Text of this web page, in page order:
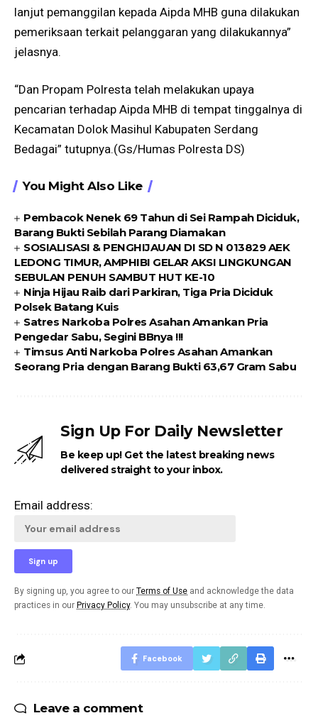
lanjut pemanggilan kepada Aipda MHB guna dilakukan
pemeriksaan terkait pelanggaran yang dilakukannya”
jelasnya.
“Dan Propam Polresta telah melakukan upaya
pencarian terhadap Aipda MHB di tempat tinggalnya di
Kecamatan Dolok Masihul Kabupaten Serdang
Bedagai” tutupnya.(Gs/Humas Polresta DS)
You Might Also Like
Pembacok Nenek 69 Tahun di Sei Rampah Diciduk,
Barang Bukti Sebilah Parang Diamakan
SOSIALISASI & PENGHIJAUAN DI SD N 013829 AEK
LEDONG TIMUR, AMPHIBI GELAR AKSI LINGKUNGAN
SEBULAN PENUH SAMBUT HUT KE-10
Ninja Hijau Raib dari Parkiran, Tiga Pria Diciduk
Polsek Batang Kuis
Satres Narkoba Polres Asahan Amankan Pria
Pengedar Sabu, Segini BBnya !!!
Timsus Anti Narkoba Polres Asahan Amankan
Seorang Pria dengan Barang Bukti 63,67 Gram Sabu
Sign Up For Daily Newsletter
Be keep up! Get the latest breaking news
delivered straight to your inbox.
Email address:
By signing up, you agree to our Terms of Use and acknowledge the data
practices in our Privacy Policy. You may unsubscribe at any time.
Facebook
Leave a comment